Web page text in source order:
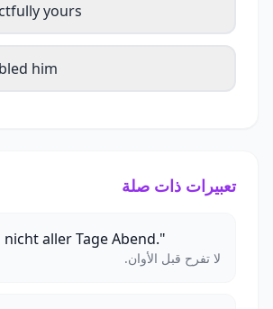
yours.
him.
تعبيرات ذات صلة
nicht aller Tage Abend."
لا تفرح قبل الأوان.